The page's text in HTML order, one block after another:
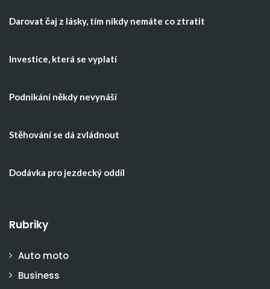
Darovat čaj z lásky, tím nikdy nemáte co ztratit
Investice, která se vyplatí
Podnikání někdy nevynáší
Stěhování se dá zvládnout
Dodávka pro jezdecký oddíl
Rubriky
Auto moto
Business